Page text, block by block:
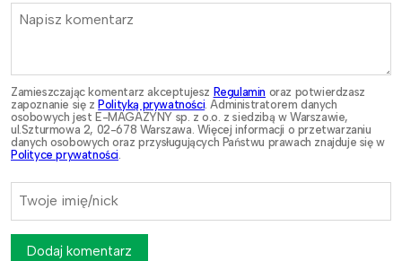
Zamieszczając komentarz akceptujesz Regulamin oraz potwierdzasz
zapoznanie się z Polityką prywatności. Administratorem danych
osobowych jest E-MAGAZYNY sp. z o.o. z siedzibą w Warszawie,
ul.Szturmowa 2, 02-678 Warszawa. Więcej informacji o przetwarzaniu
danych osobowych oraz przysługujących Państwu prawach znajduje się w
Polityce prywatności.
Dodaj komentarz